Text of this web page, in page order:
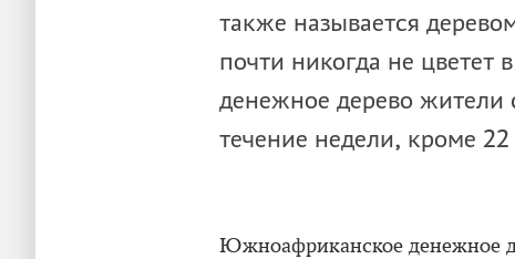
также называется
почти никогда не цветет
денежное дерево жители
течение недели, кроме 22
Южноафриканское денежное